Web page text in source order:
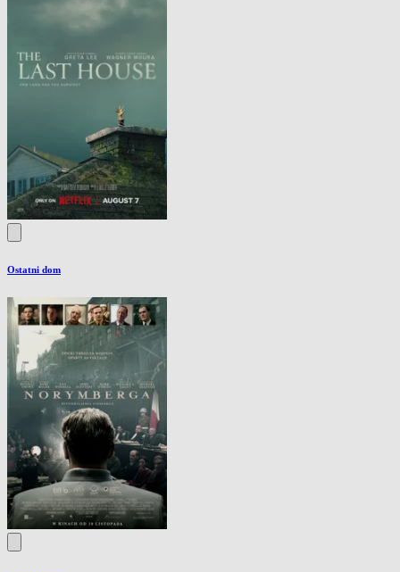
Ostatni dom